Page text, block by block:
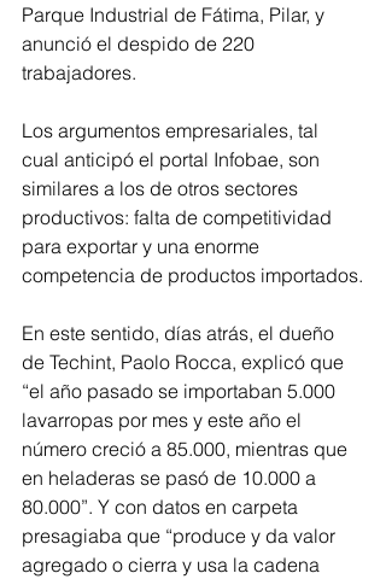
Parque Industrial de Fátima, Pilar, y
anunció el despido de 220
trabajadores.
Los argumentos empresariales, tal
cual anticipó el portal Infobae, son
similares a los de otros sectores
productivos: falta de competitividad
para exportar y una enorme
competencia de productos importados.
En este sentido, días atrás, el dueño
de Techint, Paolo Rocca, explicó que
“el año pasado se importaban 5.000
lavarropas por mes y este año el
número creció a 85.000, mientras que
en heladeras se pasó de 10.000 a
80.000”. Y con datos en carpeta
presagiaba que “produce y da valor
agregado o cierra y usa la cadena